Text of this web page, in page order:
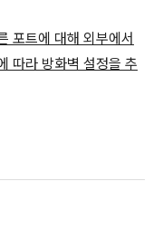
포트에 대해 외부에서
따라 방화벽 설정을 추